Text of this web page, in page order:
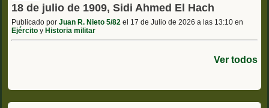
18 de julio de 1909, Sidi Ahmed El Hach
Publicado por Juan R. Nieto 5/82 el 17 de Julio de 2026 a las 13:10 en
Ejército y Historia militar
Ver todos